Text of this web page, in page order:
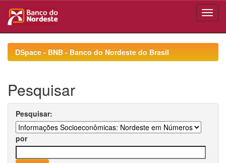
navigationDSpace - BNB - Banco do Nordeste do Brasil
Pesquisar
Pesquisar:
por